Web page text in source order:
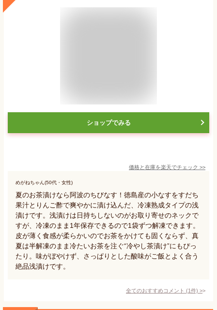
ショップでみる
価格と在庫を楽天でチェック >>
めがねちゃん(50代・女性)
夏のお茶漬けなら阿波のちびなす！徳島産の小なすをすだち
果汁とりんご酢で爽やかに漬け込んだ、冷凍熟成タイプの浅
漬けです。浅漬けは日持ちしないのがお取り寄せのネックで
すが、冷凍のまま1年保存できるので1袋ずつ解凍できます。
皮が薄く食感が柔らかいのでお茶をかけても固くならず、真
夏は半解凍のまま冷たいお茶を注ぐ“冷やし茶漬け”にもぴっ
たり。味がぼやけず、さっぱりとした酸味がご飯とよく合う
絶品浅漬けです。
全てのおすすめコメント (1件) >